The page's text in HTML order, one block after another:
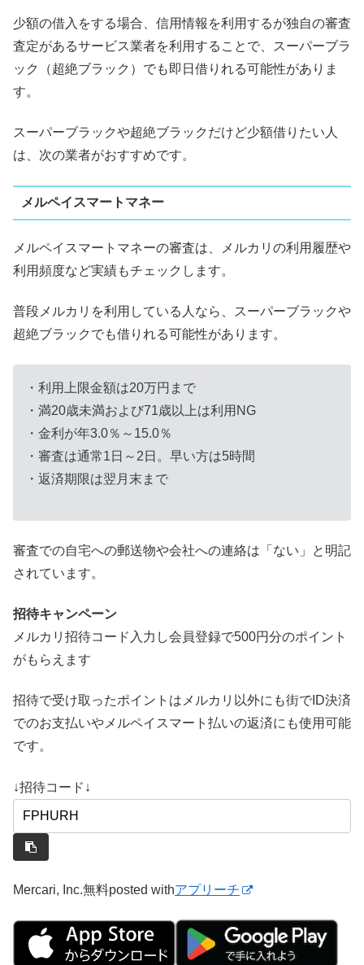
少額の借入をする場合、信用情報を利用するが独自の審査
査定があるサービス業者を利用することで、スーパーブラ
ック（超絶ブラック）でも即日借りれる可能性がありま
す。
スーパーブラックや超絶ブラックだけど少額借りたい人
は、次の業者がおすすめです。
メルペイスマートマネー
メルペイスマートマネーの審査は、メルカリの利用履歴や
利用頻度など実績もチェックします。
普段メルカリを利用している人なら、スーパーブラックや
超絶ブラックでも借りれる可能性があります。
・利用上限金額は20万円まで
・満20歳未満および71歳以上は利用NG
・金利が年3.0％～15.0％
・審査は通常1日～2日。早い方は5時間
・返済期限は翌月末まで
審査での自宅への郵送物や会社への連絡は「ない」と明記
されています。
招待キャンペーン
メルカリ招待コード入力し会員登録で500円分のポイント
がもらえます
招待で受け取ったポイントはメルカリ以外にも街でID決済
でのお支払いやメルペイスマート払いの返済にも使用可能
です。
↓招待コード↓
Mercari, Inc.無料posted withアプリーチ